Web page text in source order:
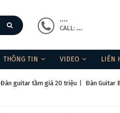
....
CALL: ...
THÔNG TIN VIDEO LIÊN
Đàn guitar tầm giá 20 triệu Đàn Guitar